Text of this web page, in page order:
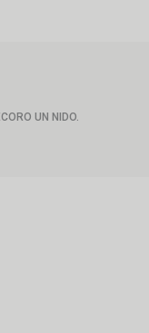
UN NIDO.